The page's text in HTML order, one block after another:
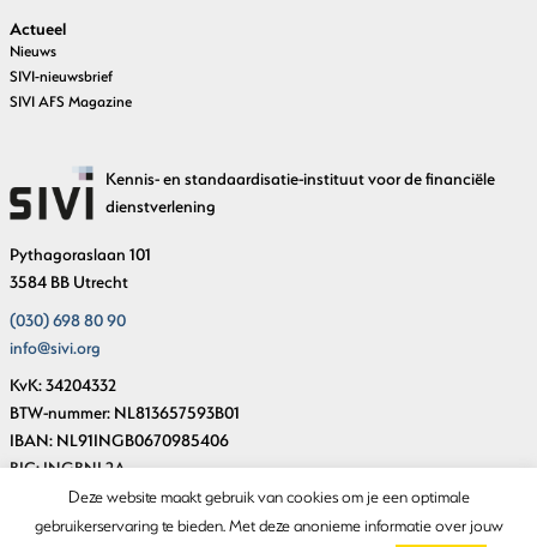
Actueel
Nieuws
SIVI-nieuwsbrief
SIVI AFS Magazine
Kennis- en standaardisatie-instituut voor de financiële
dienstverlening
Pythagoraslaan 101
3584 BB Utrecht
(030) 698 80 90
info@sivi.org
KvK: 34204332
BTW-nummer: NL813657593B01
IBAN: NL91INGB0670985406
BIC: INGBNL2A
Deze website maakt gebruik van cookies om je een optimale
gebruikerservaring te bieden. Met deze anonieme informatie over jouw